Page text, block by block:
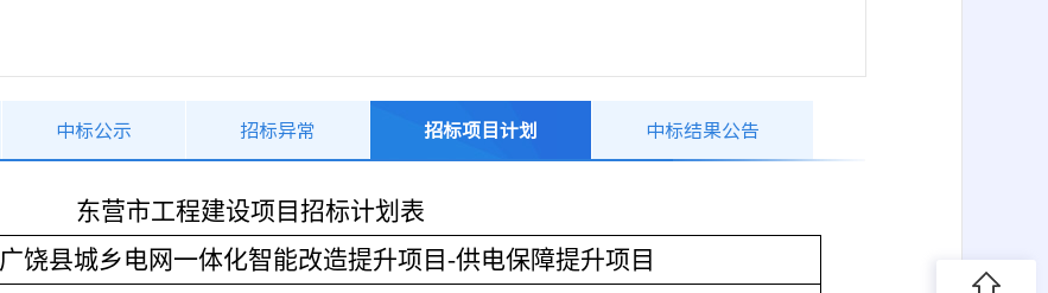
中标公示 招标异常 招标项目计划 中标结果公告
东营市工程建设项目招标计划表
广饶县城乡电网一体化智能改造提升项目 -供电保障提升项目